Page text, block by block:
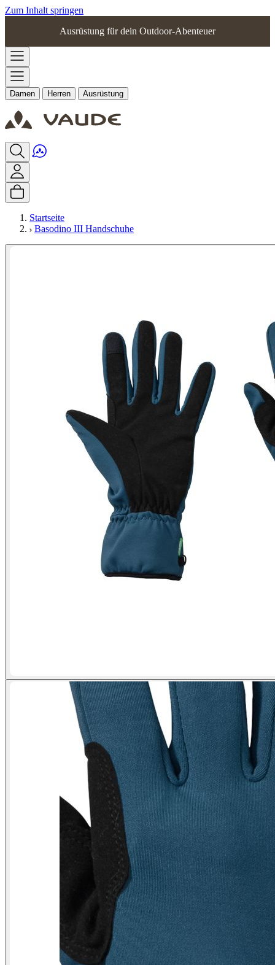
Zum Inhalt springen
Ausrüstung für dein Outdoor-Abenteuer
Damen Herren Ausrüstung
Startseite
Basodino III Handschuhe